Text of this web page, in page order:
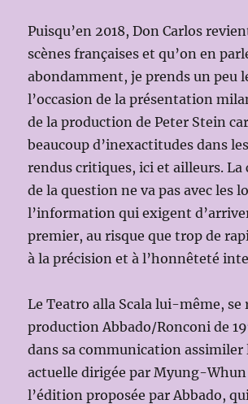
Puisqu’en 2018, Don Carlos
scènes françaises et qu’on en
abondamment, je prends un peu
l’occasion de la présentation
de la production de Peter Stein
beaucoup d’inexactitudes dans
rendus critiques, ici et ailleurs. La
de la question ne va pas avec les
l’information qui exigent
premier, au risque que trop de
à la précision et à l’honnêteté
Le Teatro alla Scala lui-même, se
production Abbado/Ronconi de
dans sa communication assimiler
actuelle dirigée par Myung-Whun
l’édition proposée par Abbado,